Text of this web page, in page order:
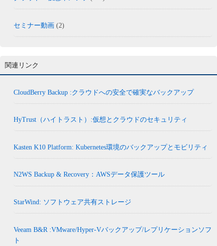
セミナー動画 (2)
関連リンク
CloudBerry Backup :クラウドへの安全で確実なバックアップ
HyTrust（ハイトラスト）:仮想とクラウドのセキュリティ
Kasten K10 Platform: Kubernetes環境のバックアップとモビリティ
N2WS Backup & Recovery：AWSデータ保護ツール
StarWind: ソフトウェア共有ストレージ
Veeam B&R :VMware/Hyper-Vバックアップ/レプリケーションソフ
ト